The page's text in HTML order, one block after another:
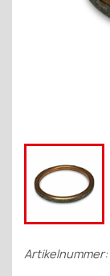
Artikelnummer: